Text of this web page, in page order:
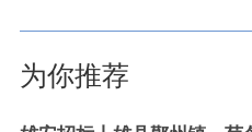
为你推荐